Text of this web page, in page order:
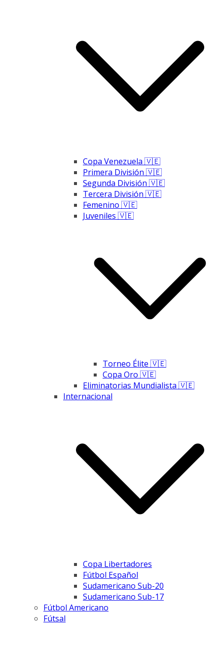
Copa Venezuela 🇻🇪
Primera División 🇻🇪
Segunda División 🇻🇪
Tercera División 🇻🇪
Femenino 🇻🇪
Juveniles 🇻🇪
Torneo Élite 🇻🇪
Copa Oro 🇻🇪
Eliminatorias Mundialista 🇻🇪
Internacional
Copa Libertadores
Fútbol Español
Sudamericano Sub-20
Sudamericano Sub-17
Fútbol Americano
Fútsal